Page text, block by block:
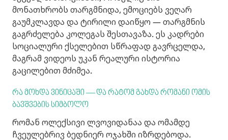
მონათხრობს თარგმნიდა, ემოციებს ვეღარ
გაუმკლავდა და ტირილი დაიწყო — თარგმნის
გაგრძელება კოლეგას შესთავაზა. ეს კადრები
სოციალური ქსელებით სწრაფად გავრცელდა,
მაგრამ ვიდეოს უკან რეალური ისტორია
გაცილებით მძიმეა.
რა მოხდა ვინიცაში — და რატომ გახდა რომანი ომის
ბავშვების სიმბოლო
რომან ოლექსივი ლვოვიდანაა და ომამდე
ჩვეულებრივ ბედნიერ ოჯახში იზრდებოდა.